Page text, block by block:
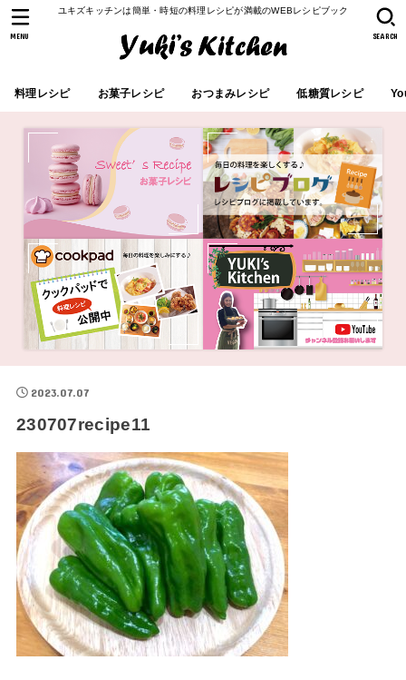
ユキズキッチンは簡単・時短の料理レシピが満載のWEBレシピブック
料理レシピ お菓子レシピ おつまみレシピ 低糖質レシピ
SEARCH
MENU
2023.07.07
230707recipe11